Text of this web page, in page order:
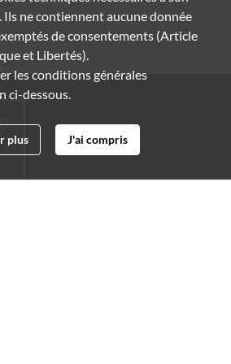
ne contiennent aucune donnée
de consentements (Article
et Libertés).
les conditions générales
ci-dessous.
plus J'ai compris